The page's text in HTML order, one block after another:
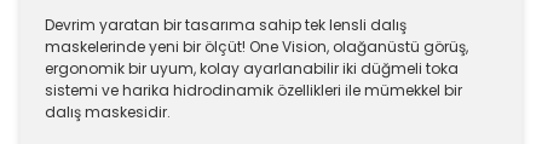
Devrim yaratan bir tasarıma sahip tek lensli dalış
maskelerinde yeni bir ölçüt! One Vision, olağanüstü görüş,
ergonomik bir uyum, kolay ayarlanabilir iki düğmeli toka
sistemi ve harika hidrodinamik özellikleri ile mümekkel bir
dalış maskesidir.